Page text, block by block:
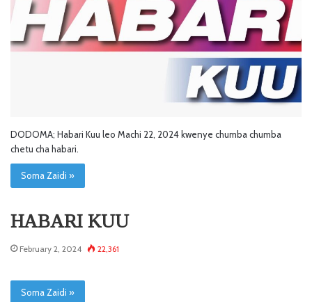
DODOMA; Habari Kuu leo Machi 22, 2024 kwenye chumba chumba
chetu cha habari.
Soma Zaidi »
HABARI KUU
February 2, 2024 22,361
Soma Zaidi »